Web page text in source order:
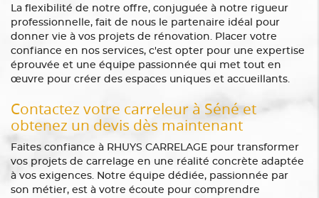
La flexibilité de notre offre, conjuguée à notre rigueur
professionnelle, fait de nous le partenaire idéal pour
donner vie à vos projets de rénovation. Placer votre
confiance en nos services, c'est opter pour une expertise
éprouvée et une équipe passionnée qui met tout en
œuvre pour créer des espaces uniques et accueillants.
Contactez votre carreleur à Séné et
obtenez un devis dès maintenant
Faites confiance à RHUYS CARRELAGE pour transformer
vos projets de carrelage en une réalité concrète adaptée
à vos exigences. Notre équipe dédiée, passionnée par
son métier, est à votre écoute pour comprendre